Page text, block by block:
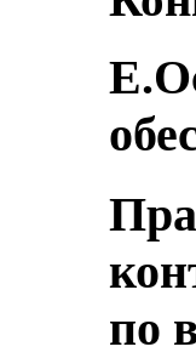
по